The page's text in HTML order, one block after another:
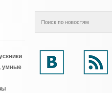
умные